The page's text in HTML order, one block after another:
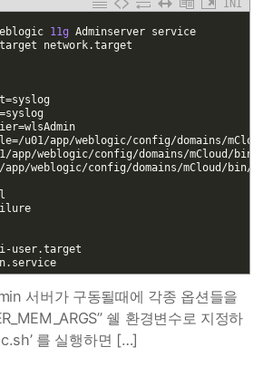
INI
11g Adminserver service
target network.target
=syslog
=syslog
=wlsAdmin
=/u01 /app/weblogic/config/domains/mCloud
/app/weblogic/config/domains/mCloud /bin
/app/weblogic/config/domains/mCloud /bin/
-user.target
. service
서버가 구동될때에 각종 옵션들을
쉘 환경변수로 지정하
를 실행하면 […]